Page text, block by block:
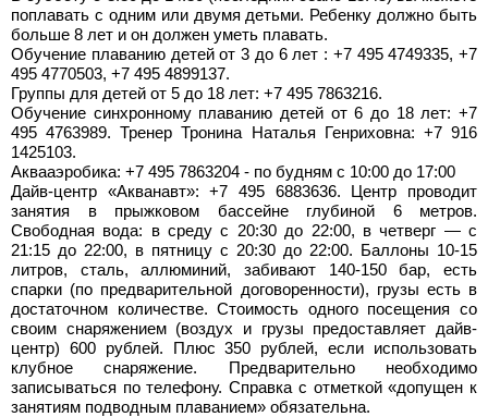
поплавать с одним или двумя детьми. Ребенку должно быть
больше 8 лет и он должен уметь плавать.
Обучение плаванию детей от 3 до 6 лет : +7 495 4749335, +7
495 4770503, +7 495 4899137.
Группы для детей от 5 до 18 лет: +7 495 7863216.
Обучение синхронному плаванию детей от 6 до 18 лет: +7
495 4763989. Тренер Тронина Наталья Генриховна: +7 916
1425103.
Аквааэробика: +7 495 7863204 - по будням с 10:00 до 17:00
Дайв-центр «Акванавт»: +7 495 6883636. Центр проводит
занятия в прыжковом бассейне глубиной 6 метров.
Свободная вода: в среду с 20:30 до 22:00, в четверг — с
21:15 до 22:00, в пятницу с 20:30 до 22:00. Баллоны 10-15
литров, сталь, аллюминий, забивают 140-150 бар, есть
спарки (по предварительной договоренности), грузы есть в
достаточном количестве. Стоимость одного посещения со
своим снаряжением (воздух и грузы предоставляет дайв-
центр) 600 рублей. Плюс 350 рублей, если использовать
клубное снаряжение. Предварительно необходимо
записываться по телефону. Справка с отметкой «допущен к
занятиям подводным плаванием» обязательна.